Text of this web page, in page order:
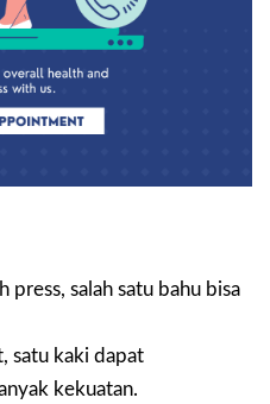
press, salah satu bahu bisa
satu kaki dapat
kekuatan.